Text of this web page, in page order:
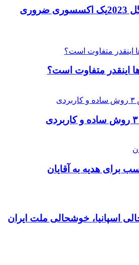
کیف زنانه خوشگل 2023یک اکسسوری ضروری
اینقدر متفاوت است؟
برای هدیه به آقایان
اسپانیا، خوشحالی ملت ایران